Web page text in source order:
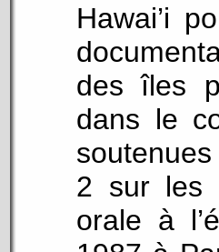
Hawai’i
des îles
dans le
2 sur les
orale à